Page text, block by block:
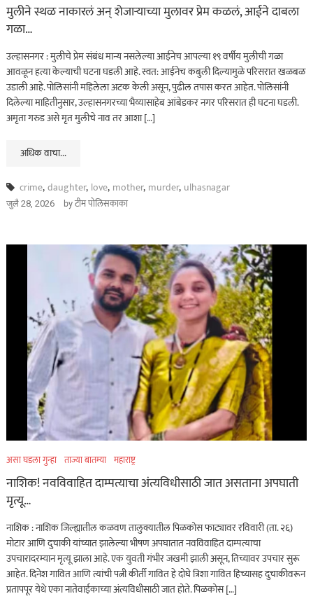
मुलीने स्थळ नाकारलं अन् शेजाऱ्याच्या मुलावर प्रेम कळलं, आईने दाबला
गळा…
उल्हासनगर : मुलीचे प्रेम संबंध मान्य नसलेल्या आईनेच आपल्या १९ वर्षीय मुलीची गळा
आवळून हत्या केल्याची घटना घडली आहे. स्वत: आईनेच कबुली दिल्यामुळे परिसरात खळबळ
उडाली आहे. पोलिसांनी महिलेला अटक केली असून, पुढील तपास करत आहेत. पोलिसांनी
दिलेल्या माहितीनुसार, उल्हासनगरच्या भैय्यासाहेब आंबेडकर नगर परिसरात ही घटना घडली.
अमृता गरुड असे मृत मुलीचे नाव तर आशा […]
अधिक वाचा...
crime,daughter, love, mother, murder, ulhasnagar
जुलै 28, 2026 byटीम पोलिसकाका
असा घडला गुन्हा ताज्या बातम्या महाराष्ट्र
नाशिक! नवविवाहित दाम्पत्याचा अंत्यविधीसाठी जात असताना अपघाती
मृत्यू…
नाशिक : नाशिक जिल्ह्यातील कळवण तालुक्यातील पिळकोस फाट्यावर रविवारी (ता. २६)
मोटार आणि दुचाकी यांच्यात झालेल्या भीषण अपघातात नवविवाहित दाम्पत्याचा
उपचारादरम्यान मृत्यू झाला आहे. एक युवती गंभीर जखमी झाली असून, तिच्यावर उपचार सुरू
आहेत. दिनेश गावित आणि त्यांची पत्नी कीर्ती गावित हे दोघे त्रिशा गावित हिच्यासह दुचाकीवरून
प्रतापपूर येथे एका नातेवाईकाच्या अंत्यविधीसाठी जात होते. पिळकोस […]